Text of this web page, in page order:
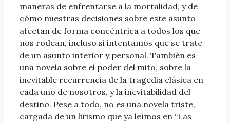
maneras de enfrentarse a la mortalidad, y de
cómo nuestras decisiones sobre este asunto
afectan de forma concéntrica a todos los que
nos rodean, incluso si intentamos que se trate
de un asunto interior y personal. También es
una novela sobre el poder del mito, sobre la
inevitable recurrencia de la tragedia clásica en
cada uno de nosotros, y la inevitabilidad del
destino. Pese a todo, no es una novela triste,
cargada de un lirismo que ya leímos en “Las